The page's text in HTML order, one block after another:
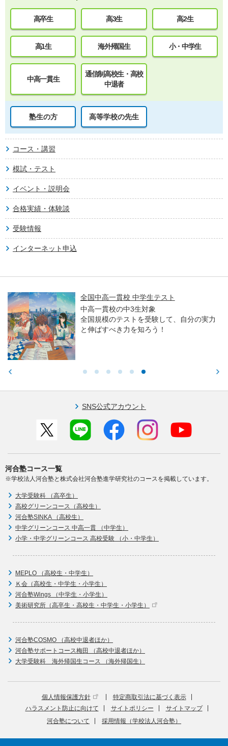
高卒生 高3生 高2生
高1生 海外帰国生 小・中学生
中高一貫生
通信制高校生・高校
中退者
塾生の方 高等学校の先生
コース・講習
模試・テスト
イベント・説明会
合格実績・体験談
受験情報
インターネット申込
全国中高一貫校 中学生テスト
中高一貫校の中3生対象
全国規模のテストを受験して、自分の実力
と伸ばすべき力を知ろう！
SNS公式アカウント
河合塾コース一覧
※学校法人河合塾と株式会社河合塾進学研究社のコースを掲載しています。
大学受験科 （高卒生）
高校グリーンコース（高校生）
河合塾SINKA （高校生）
中学グリーンコース 中高一貫 （中学生）
小学・中学グリーンコース 高校受験 （小・中学生）
MEPLO （高校生・中学生）
Ｋ会（高校生・中学生・小学生）
河合塾Wings （中学生・小学生）
美術研究所（高卒生・高校生・中学生・小学生）
河合塾COSMO （高校中退者ほか）
河合塾サポートコース梅田 （高校中退者ほか）
大学受験科 海外帰国生コース （海外帰国生）
個人情報保護方針
特定商取引法に基づく表示
ハラスメント防止に向けて
サイトポリシー
サイトマップ
河合塾について
採用情報（学校法人河合塾）